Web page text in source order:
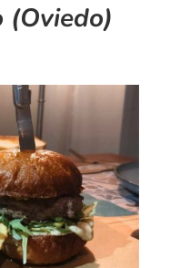
(Oviedo)